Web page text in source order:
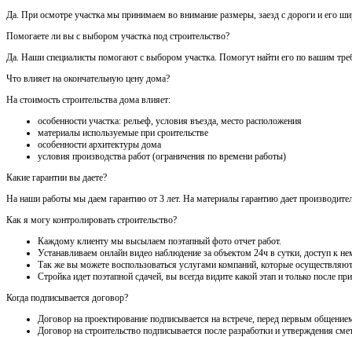
Да. При осмотре участка мы принимаем во внимание размеры, заезд с дороги и его
Помогаете ли вы с выбором участка под строительство?
Да. Наши специалисты помогают с выбором участка. Помогут найти его по вашим
Что влияет на окончательную цену дома?
На стоимость строительства дома влияет:
особенности участка: рельеф, условия въезда, место расположения
материалы используемые при сроительстве
особенности архитектуры дома
условия производства работ (ограничения по времени работы)
Какие гарантии вы даете?
На наши работы мы даем гарантию от 3 лет. На материалы гарантию дает
Как я могу контролировать строительство?
Каждому клиенту мы высылаем поэтапный фото отчет работ.
Устанавливаем онлайн видео наблюдение за объектом 24ч в сутки, доступ к
Так же вы можете воспользоваться услугами компаний, которые
Стройка идет поэтапной сдачей, вы всегда видите какой этап и только
Когда подписывается договор?
Договор на проектирование подписывается на встрече, перед первым
Договор на строительство подписывается после разработки и утверждения